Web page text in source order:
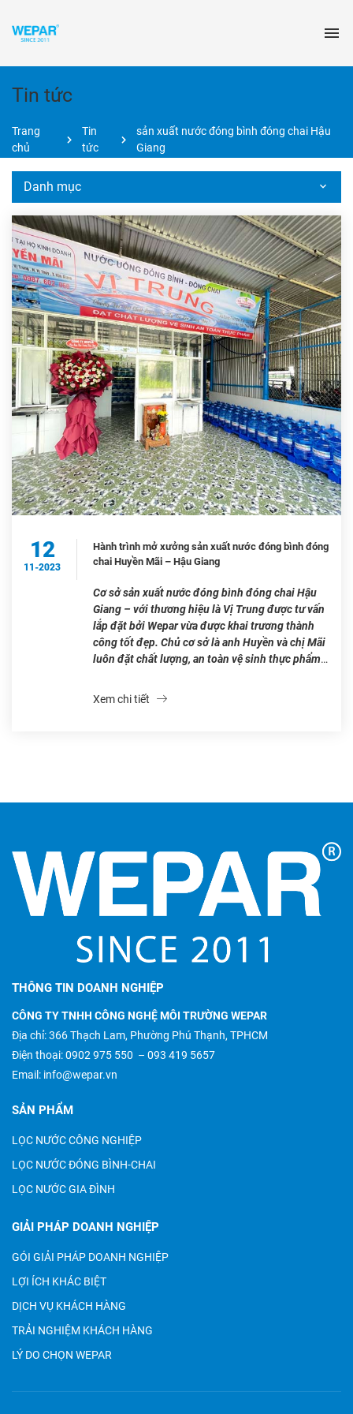
Tin tức
Trang
chủ
Tin
tức
sản xuất nước đóng bình đóng chai Hậu
Giang
Danh mục
12
11-2023
Hành trình mở xưởng sản xuất nước đóng bình đóng
chai Huyền Mãi – Hậu Giang
Cơ sở sản xuất nước đóng bình đóng chai Hậu
Giang – với thương hiệu là Vị Trung được tư vấn
lắp đặt bởi Wepar vừa được khai trương thành
công tốt đẹp. Chủ cơ sở là anh Huyền và chị Mãi
luôn đặt chất lượng, an toàn vệ sinh thực phẩm
Xem chi tiết
THÔNG TIN DOANH NGHIỆP
CÔNG TY TNHH CÔNG NGHỆ MÔI TRƯỜNG WEPAR
Địa chỉ: 366 Thạch Lam, Phường Phú Thạnh, TPHCM
Điện thoại:0902 975 550 – 093 419 5657
Email: info@wepar.vn
SẢN PHẨM
LỌC NƯỚC CÔNG NGHIỆP
LỌC NƯỚC ĐÓNG BÌNH-CHAI
LỌC NƯỚC GIA ĐÌNH
GIẢI PHÁP DOANH NGHIỆP
GÓI GIẢI PHÁP DOANH NGHIỆP
LỢI ÍCH KHÁC BIỆT
DỊCH VỤ KHÁCH HÀNG
TRẢI NGHIỆM KHÁCH HÀNG
LÝ DO CHỌN WEPAR